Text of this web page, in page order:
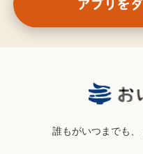
誰もがいつまでも、